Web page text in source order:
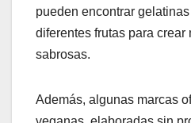
pueden encontrar
diferentes frutas para crear
sabrosas.
Además, algunas marcas